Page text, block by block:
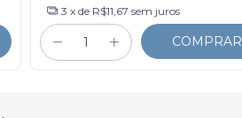
3 x de R$11,67 sem juros
COMPRAR